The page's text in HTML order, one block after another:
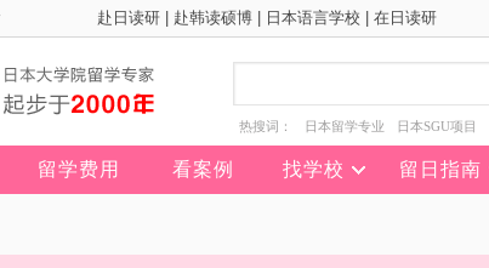
赴日读研 赴韩读硕博 日本语言学校 在日读研
热搜词： 日本留学专业 日本SGU项目
留学费用 看案例 找学校 留日指南